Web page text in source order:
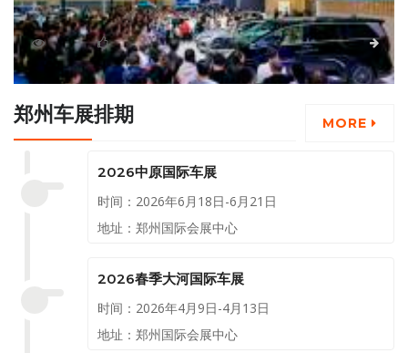
（简称：中原国际车展），即将于6月13日至16日在郑州国际
会展中心盛大启幕。为回馈广大车迷与消费者，车展日联合展
会方开展中原国际车展门票限时免费领取活动，诚邀您免费入
场，零距离感受未来出行科技的魅力！
3579 0 详细
郑州车展排期 MORE
2026中原国际车展
时间：2026年6月18日-6月21日
地址：郑州国际会展中心
2026春季大河国际车展
时间：2026年4月9日-4月13日
地址：郑州国际会展中心